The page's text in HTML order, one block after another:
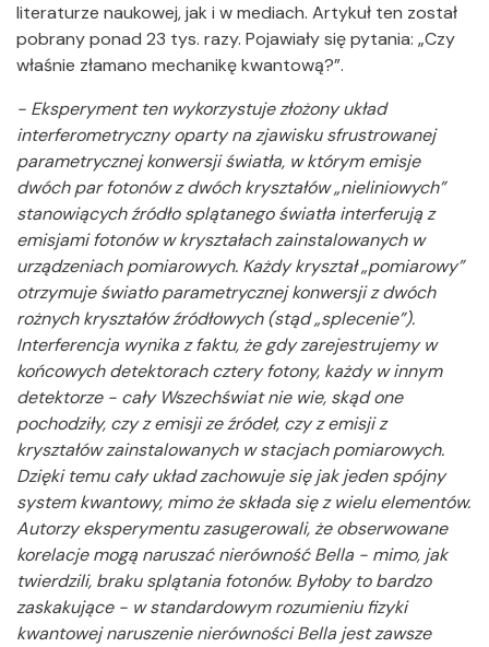
literaturze naukowej, jak i w mediach. Artykuł ten został
pobrany ponad 23 tys. razy. Pojawiały się pytania: „Czy
właśnie złamano mechanikę kwantową?”.
- Eksperyment ten wykorzystuje złożony układ
interferometryczny oparty na zjawisku sfrustrowanej
parametrycznej konwersji światła, w którym emisje
dwóch par fotonów z dwóch kryształów „nieliniowych”
stanowiących źródło splątanego światła interferują z
emisjami fotonów w kryształach zainstalowanych w
urządzeniach pomiarowych. Każdy kryształ „pomiarowy”
otrzymuje światło parametrycznej konwersji z dwóch
rożnych kryształów źródłowych (stąd „splecenie”).
Interferencja wynika z faktu, że gdy zarejestrujemy w
końcowych detektorach cztery fotony, każdy w innym
detektorze - cały Wszechświat nie wie, skąd one
pochodziły, czy z emisji ze źródeł, czy z emisji z
kryształów zainstalowanych w stacjach pomiarowych.
Dzięki temu cały układ zachowuje się jak jeden spójny
system kwantowy, mimo że składa się z wielu elementów.
Autorzy eksperymentu zasugerowali, że obserwowane
korelacje mogą naruszać nierówność Bella - mimo, jak
twierdzili, braku splątania fotonów. Byłoby to bardzo
zaskakujące - w standardowym rozumieniu fizyki
kwantowej naruszenie nierówności Bella jest zawsze